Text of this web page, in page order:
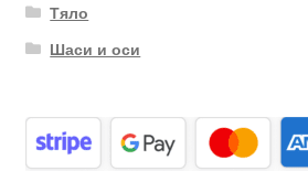
Тяло
Шаси и оси